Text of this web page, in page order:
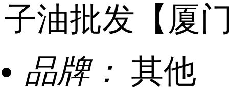
子油批发【厦
品牌： 其他